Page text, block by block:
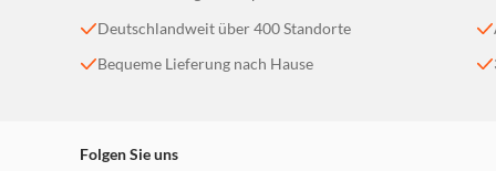
Deutschlandweit über 400 Standorte
Bequeme Lieferung nach Hause
Folgen Sie uns